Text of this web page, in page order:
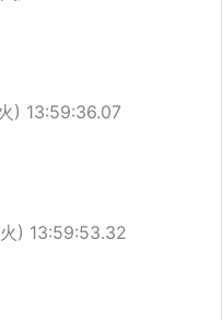
) 13:59:36.07
) 13:59:53.32